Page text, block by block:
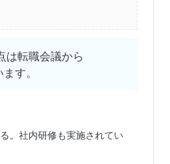
転職会議から
す。
。社内研修も実施されてい